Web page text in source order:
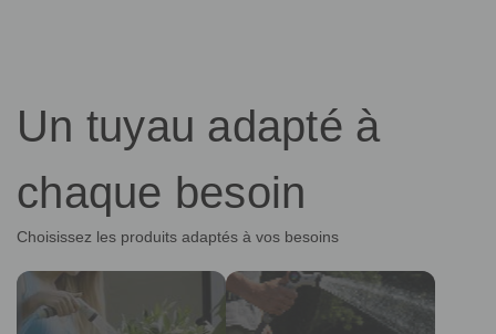
Un tuyau adapté à
chaque besoin
Choisissez les produits adaptés à vos besoins